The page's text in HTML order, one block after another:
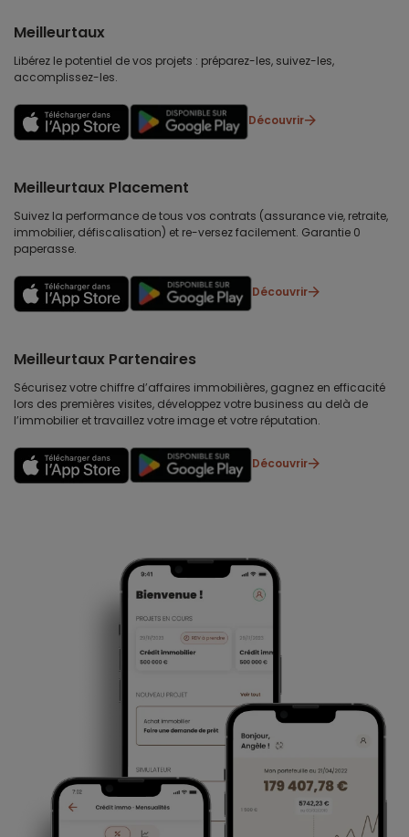
Meilleurtaux
Libérez le potentiel de vos projets : préparez-les, suivez-les,
accomplissez-les.
Découvrir
Meilleurtaux Placement
Suivez la performance de tous vos contrats (assurance vie, retraite,
immobilier, défiscalisation) et re-versez facilement. Garantie 0
paperasse.
Découvrir
Meilleurtaux Partenaires
Sécurisez votre chiffre d’affaires immobilières, gagnez en efficacité
lors des premières visites, développez votre business au delà de
l’immobilier et travaillez votre image et votre réputation.
Découvrir